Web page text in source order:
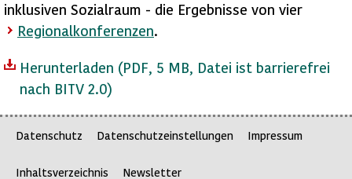
inklusiven Sozialraum - die Ergebnisse von vier
Regionalkonferenzen.
Herunterladen (PDF, 5 MB, Datei ist barrierefrei
nach BITV 2.0)
Datenschutz Datenschutzeinstellungen Impressum
Inhaltsverzeichnis Newsletter